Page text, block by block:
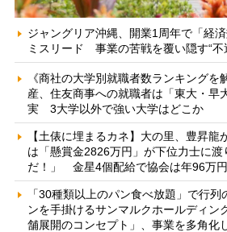
ジャングリア沖縄、開業1周年で「経
ミスリード 事業の苦戦を覆い隠す“不
《商社の大学別就職者数ランキングを
産、住友商事への就職者は「東大・早
実 3大学以外で強い大学はどこか
【土俵に埋まるカネ】大の里、豊昇
は「懸賞金2826万円」が下位力士に
だ！」 金星4個配給で協会は年96万
「30種類以上のパン食べ放題」で行
ンを手掛けるサンマルクホールディ
舗展開のコンセプト」、事業を多角化